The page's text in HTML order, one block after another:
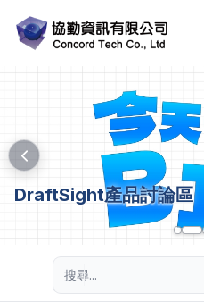
DraftSight產品討論區